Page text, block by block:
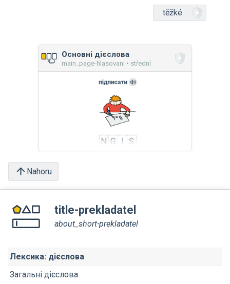
těžké
Основні дієслова
main_page-hlasovani • střední
Nahoru
title-prekladatel
about_short-prekladatel
Лексика: дієслова
Загальні дієслова